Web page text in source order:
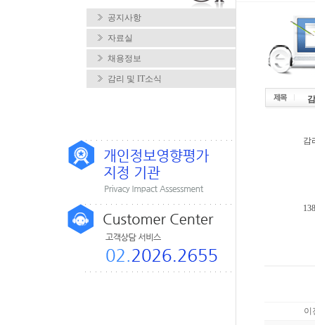
공지사항
자료실
채용정보
감리 및 IT소식
감
이